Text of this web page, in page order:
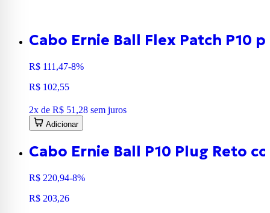
Cabo Ernie Ball Flex Patch P10
R$ 111,47-8%
R$ 102,55
2x de R$ 51,28 sem juros
Adicionar
Cabo Ernie Ball P10 Plug Reto
R$ 220,94-8%
R$ 203,26